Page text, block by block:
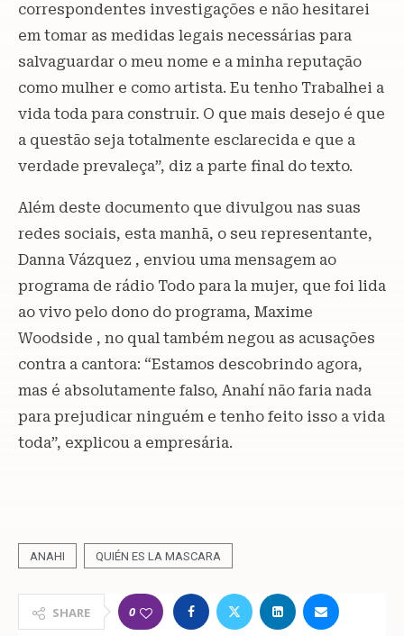
correspondentes investigações e não hesitarei
em tomar as medidas legais necessárias para
salvaguardar o meu nome e a minha reputação
como mulher e como artista. Eu tenho Trabalhei a
vida toda para construir. O que mais desejo é que
a questão seja totalmente esclarecida e que a
verdade prevaleça”, diz a parte final do texto.
Além deste documento que divulgou nas suas
redes sociais, esta manhã, o seu representante,
Danna Vázquez , enviou uma mensagem ao
programa de rádio Todo para la mujer, que foi lida
ao vivo pelo dono do programa, Maxime
Woodside , no qual também negou as acusações
contra a cantora: “Estamos descobrindo agora,
mas é absolutamente falso, Anahí não faria nada
para prejudicar ninguém e tenho feito isso a vida
toda”, explicou a empresária.
ANAHI QUIÉN ES LA MASCARA
SHARE 0